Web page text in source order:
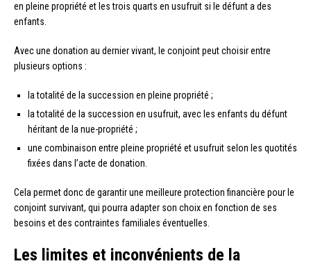
en pleine propriété et les trois quarts en usufruit si le défunt a des
enfants.
Avec une donation au dernier vivant, le conjoint peut choisir entre
plusieurs options :
la totalité de la succession en pleine propriété ;
la totalité de la succession en usufruit, avec les enfants du défunt
héritant de la nue-propriété ;
une combinaison entre pleine propriété et usufruit selon les quotités
fixées dans l’acte de donation.
Cela permet donc de garantir une meilleure protection financière pour le
conjoint survivant, qui pourra adapter son choix en fonction de ses
besoins et des contraintes familiales éventuelles.
Les limites et inconvénients de la